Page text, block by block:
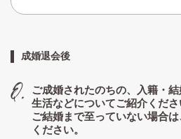
成婚退会後
ご成婚されたのちの、入籍・
生活などについてご紹介くださ
ご結婚まで至っていない場合
ください。